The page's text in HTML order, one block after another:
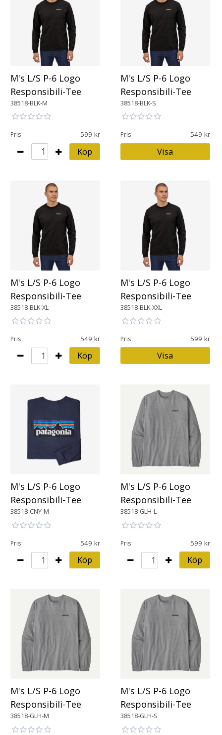
M's L/S P-6 Logo
Responsibili-Tee
38518-BLK-M
Pris 599
Köp
M's L/S P-6 Logo
Responsibili-Tee
38518-BLK-S
Pris 549
Visa
M's L/S P-6 Logo
Responsibili-Tee
38518-BLK-XL
Pris 549
Köp
M's L/S P-6 Logo
Responsibili-Tee
38518-BLK-XXL
Pris 599
Visa
M's L/S P-6 Logo
Responsibili-Tee
38518-CNY-M
Pris 549
Köp
M's L/S P-6 Logo
Responsibili-Tee
38518-GLH-L
Pris 599
Köp
M's L/S P-6 Logo
Responsibili-Tee
38518-GLH-M
M's L/S P-6 Logo
Responsibili-Tee
38518-GLH-S